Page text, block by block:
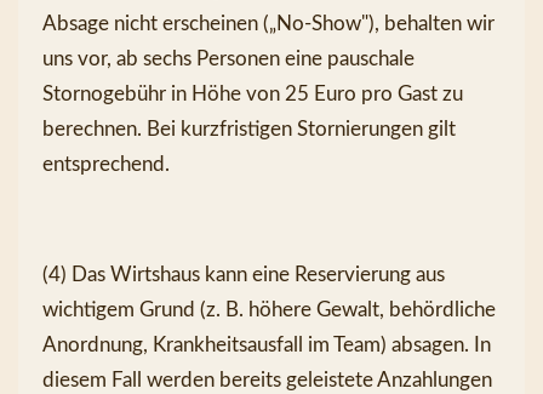
Absage nicht erscheinen („No-Show"), behalten wir
uns vor, ab sechs Personen eine pauschale
Stornogebühr in Höhe von 25 Euro pro Gast zu
berechnen. Bei kurzfristigen Stornierungen gilt
entsprechend.
(4) Das Wirtshaus kann eine Reservierung aus
wichtigem Grund (z. B. höhere Gewalt, behördliche
Anordnung, Krankheitsausfall im Team) absagen. In
diesem Fall werden bereits geleistete Anzahlungen